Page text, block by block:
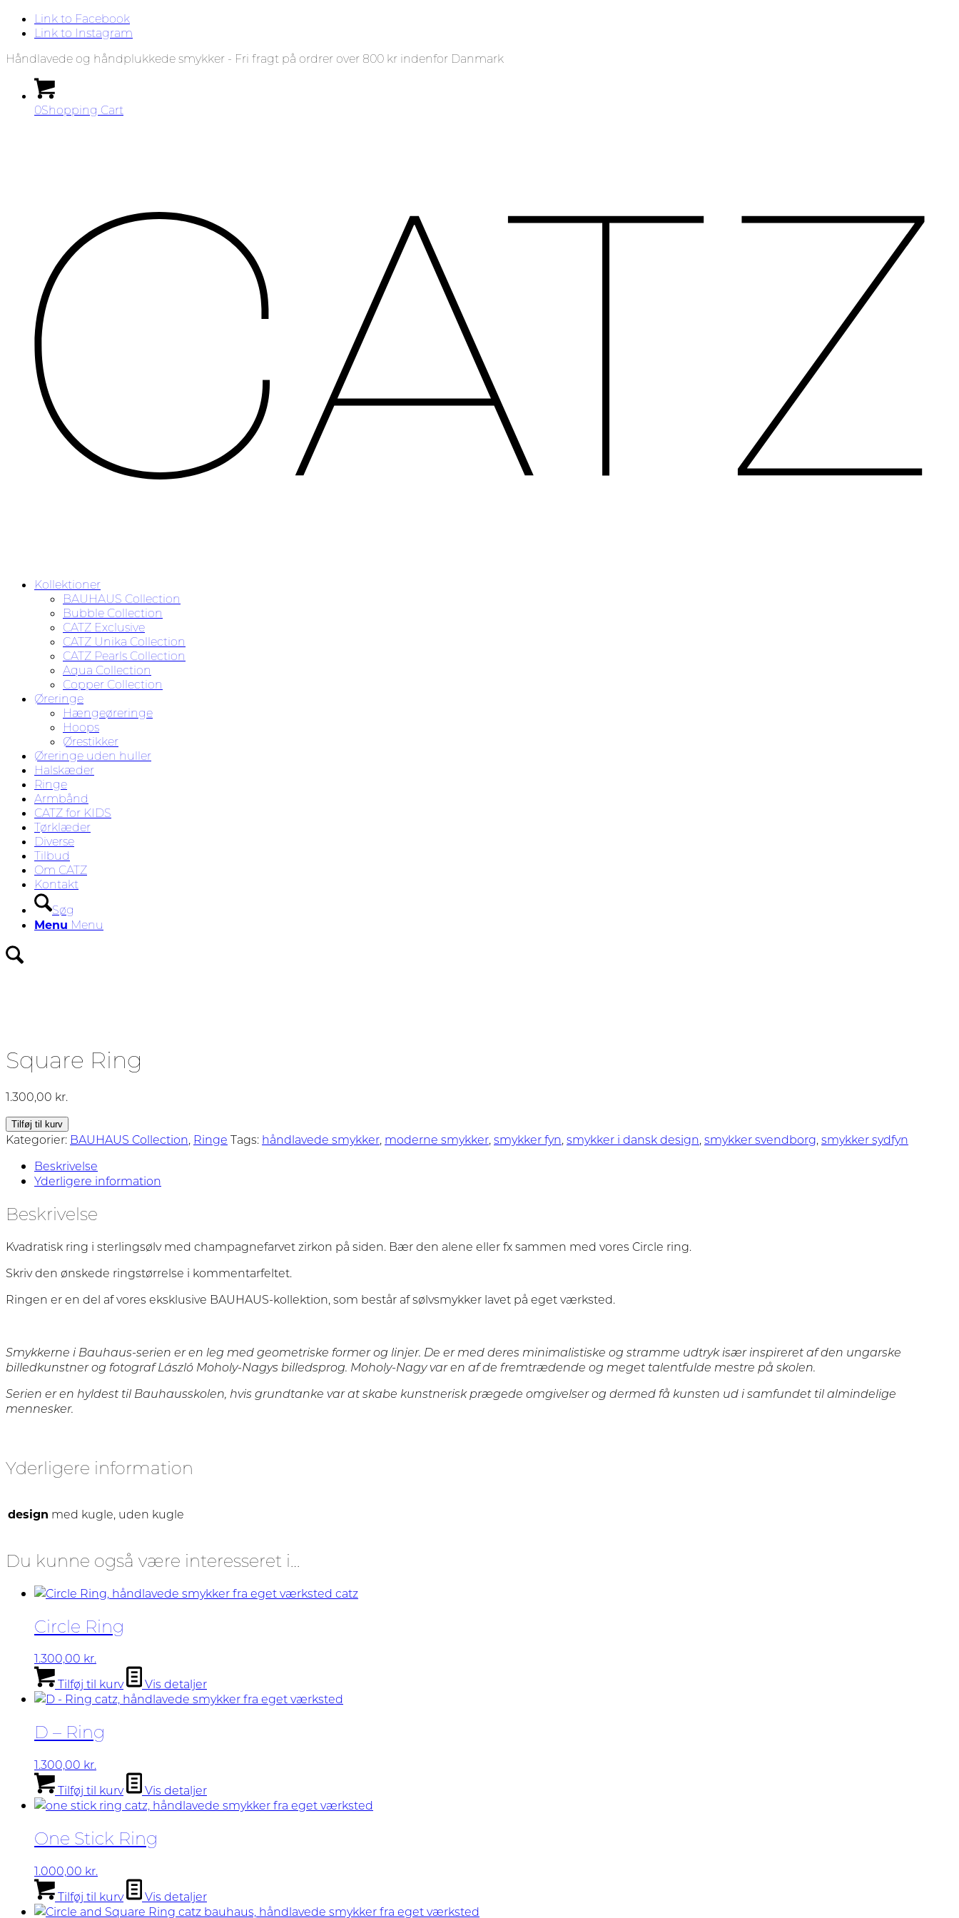
Link to Facebook
Link to Instagram
Håndlavede og håndplukkede smykker - Fri fragt på ordrer over 800 kr indenfor Danmark
0Shopping Cart
Kollektioner
BAUHAUS Collection
Bubble Collection
CATZ Exclusive
CATZ Unika Collection
CATZ Pearls Collection
Aqua Collection
Copper Collection
Øreringe
Hængeøreringe
Hoops
Ørestikker
Øreringe uden huller
Halskæder
Ringe
Armbånd
CATZ for KIDS
Tørklæder
Diverse
Tilbud
Om CATZ
Kontakt
Søg
Menu Menu
Square Ring
1.300,00 kr.
Square
Ring
Tilføj til kurv
Kategorier: BAUHAUS Collection, Ringe Tags: håndlavede smykker, moderne smykker, smykker fyn, smykker i dansk design, smykker svendborg, smykker sydfyn
Beskrivelse
Yderligere information
Beskrivelse
Kvadratisk ring i sterlingsølv med champagnefarvet zirkon på siden. Bær den alene eller fx sammen med vores Circle ring.
Skriv den ønskede ringstørrelse i kommentarfeltet.
Ringen er en del af vores eksklusive BAUHAUS-kollektion, som består af sølvsmykker lavet på eget værksted.
Smykkerne i Bauhaus-serien er en leg med geometriske former og linjer. De er med deres minimalistiske og stramme udtryk især inspireret af den ungarske
billedkunstner og fotograf László Moholy-Nagys billedsprog. Moholy-Nagy var en af de fremtrædende og meget talentfulde mestre på skolen.
Serien er en hyldest til Bauhausskolen, hvis grundtanke var at skabe kunstnerisk prægede omgivelser og dermed få kunsten ud i samfundet til almindelige
mennesker.
Yderligere information
design med kugle, uden kugle
Du kunne også være interesseret i…
Circle Ring
1.300,00 kr.
Tilføj til kurv
Vis detaljer
D – Ring
1.300,00 kr.
Tilføj til kurv
Vis detaljer
One Stick Ring
1.000,00 kr.
Tilføj til kurv
Vis detaljer